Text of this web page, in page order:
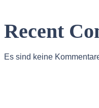
Recent
Es sind keine